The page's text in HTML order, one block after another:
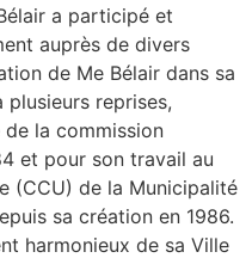
a participé et
auprès de divers
de Me Bélair dans sa
reprises,
la commission
et pour son travail au
(CCU) de la Municipalité
sa création en 1986.
harmonieux de sa Ville